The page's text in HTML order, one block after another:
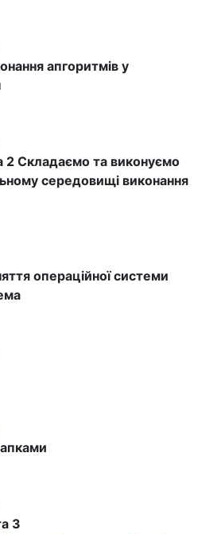
апгоритмів у
2 Складаємо та виконуємо
середовищі виконання
операційної системи
3